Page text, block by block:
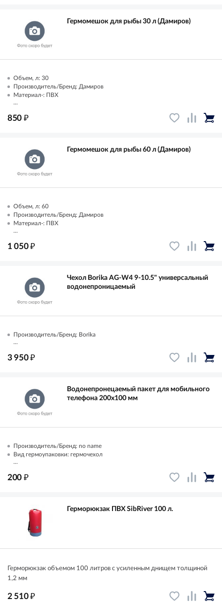
Гермомешок для рыбы 30 л (Дамиров)
Объем, л: 30
Производитель/Бренд: Дамиров
Материал-: ПВХ
...
850 ₽
Гермомешок для рыбы 60 л (Дамиров)
Объем, л: 60
Производитель/Бренд: Дамиров
Материал-: ПВХ
...
1 050₽
Чехол Borika AG-W4 9-10.5" универсальный
водонепроницаемый
Производитель/Бренд: Borika
...
3 950₽
Водонепронецаемый пакет для мобильного
телефона 200х100 мм
Производитель/Бренд: no name
Вид гермоупаковки: гермочехол
...
200 ₽
Герморюкзак ПВХ SibRiver 100 л.
Герморюкзак объемом 100 литров с усиленным днищем толщиной
1,2 мм
2 510₽